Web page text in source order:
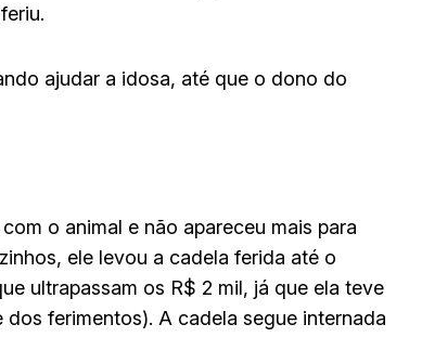
ajudar a idosa, até que o dono do
o animal e não apareceu mais para
ele levou a cadela ferida até o
ultrapassam os R$ 2 mil, já que ela teve
ferimentos). A cadela segue internada